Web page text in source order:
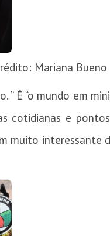
Mariana Bueno
É “o mundo em
cotidianas e
muito interessante